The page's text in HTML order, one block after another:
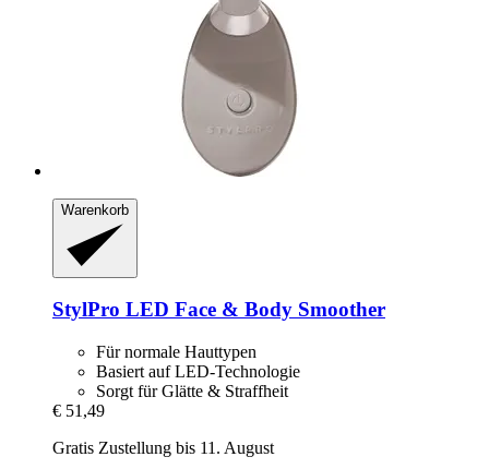
Warenkorb
StylPro LED Face & Body Smoother
Für normale Hauttypen
Basiert auf LED-Technologie
Sorgt für Glätte & Straffheit
€ 51,49
Gratis Zustellung bis 11. August